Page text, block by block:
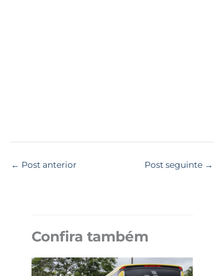
← Post anterior Post seguinte →
Confira também